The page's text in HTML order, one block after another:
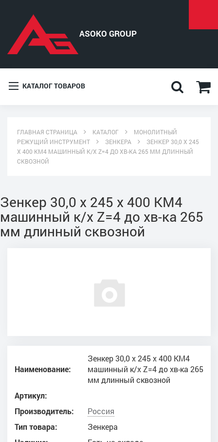
КАТАЛОГ ТОВАРОВ
ГЛАВНАЯ СТРАНИЦА КАТАЛОГ
МОНОЛИТНЫЙ
РЕЖУЩИЙ ИНСТРУМЕНТ
ЗЕНКЕРА
ЗЕНКЕР 30,0 Х 245
Х 400 КМ4 МАШИННЫЙ К/Х Z=4 ДО ХВ-КА 265 ММ ДЛИННЫЙ
СКВОЗНОЙ
Зенкер 30,0 х 245 х 400 КМ4
машинный к/х Z=4 до хв-ка 265
мм длинный сквозной
Наименование:
Зенкер 30,0 х 245 х 400 КМ4
машинный к/х Z=4 до хв-ка 265
мм длинный сквозной
Артикул:
Производитель:
Россия
Тип товара:
Зенкера